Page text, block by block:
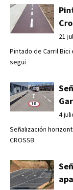
21
Pintado de Carril Bici
segui
4
Señalización
CROSSB